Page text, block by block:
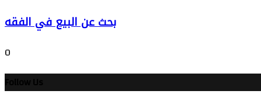
بحث عن البيع في الفقه
0